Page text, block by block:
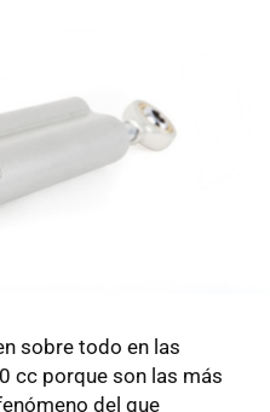
sobre todo en las
cc porque son las más
del que